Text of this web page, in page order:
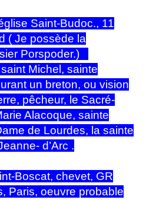
Saint-Budoc., 11
( Je possède la
Porspoder.)
Michel, sainte
un breton, ou vision
pêcheur, le Sacré-
Alacoque, sainte
de Lourdes, la sainte
d’Arc .
Boscat, chevet, GR
Paris, oeuvre probable